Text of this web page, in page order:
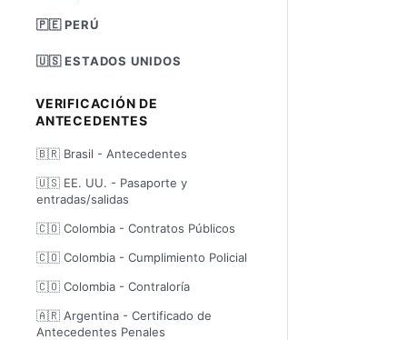
🇵🇪 PERÚ
🇺🇸 ESTADOS UNIDOS
VERIFICACIÓN DE
ANTECEDENTES
🇧🇷 Brasil - Antecedentes
🇺🇸 EE. UU. - Pasaporte y
entradas/salidas
🇨🇴 Colombia - Contratos Públicos
🇨🇴 Colombia - Cumplimiento Policial
🇨🇴 Colombia - Contraloría
🇦🇷 Argentina - Certificado de
Antecedentes Penales